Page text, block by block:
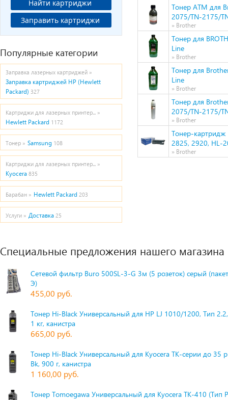
Найти картриджи
Заправить картриджи
Популярные категории
Заправка лазерных картриджей »
Заправка картриджей HP (Hewlett
Packard) 327
Картриджи для лазерных принтер... »
Hewlett Packard 1172
Тонер » Samsung 108
Картриджи для лазерных принтер... »
Kyocera 835
Барабан » Hewlett Packard 203
Услуги » Доставка 25
Тонер ATM для
2075/TN-2175/
» Brother
Тонер для
Line
» Brother
Тонер для
Line
» Brother
Тонер для
2075/TN-2175/
» Brother
Тонер-
2825, 2920, HL-
» Brother
Специальные предложения нашего магазина
Сетевой фильтр Buro 500SL-3-G 3м (5 розеток) серый
Э)
455,00 руб.
Тонер Hi-Black Универсальный для HP LJ 1010/1200, Тип
1 кг, канистра
665,00 руб.
Тонер Hi-Black Универсальный для Kyocera TK-серии до 35
Bk, 900 г, канистра
1 160,00 руб.
Тонер Tomoegawa Универсальный для Kyocera TK-410 (Тип